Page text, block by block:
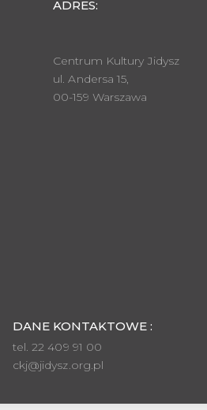
ADRES:
Centrum Kultury Jidysz
ul. Andersa 15,
00-159 Warszawa
DANE KONTAKTOWE :
tel. 22 409 91 00
ckj@jidysz.org.pl